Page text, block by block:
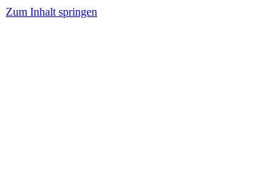
Zum Inhalt springen